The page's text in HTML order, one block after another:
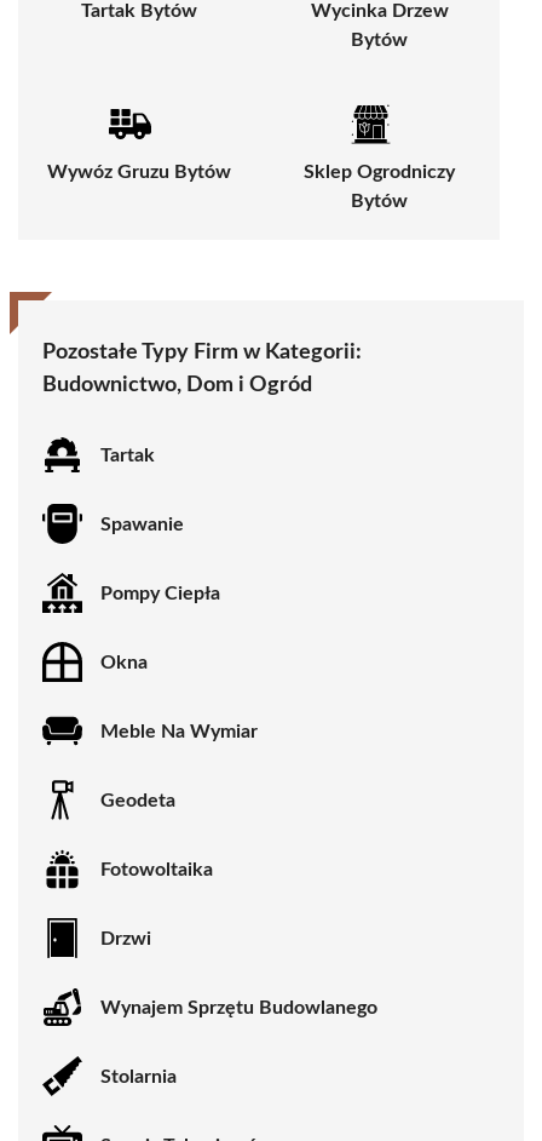
Tartak Bytów
Wycinka Drzew
Bytów
Wywóz Gruzu Bytów
Sklep Ogrodniczy
Bytów
Pozostałe Typy Firm w Kategorii:
Budownictwo, Dom i Ogród
Tartak
Spawanie
Pompy Ciepła
Okna
Meble Na Wymiar
Geodeta
Fotowoltaika
Drzwi
Wynajem Sprzętu Budowlanego
Stolarnia